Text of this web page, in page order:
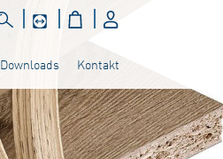
Downloads Kontakt